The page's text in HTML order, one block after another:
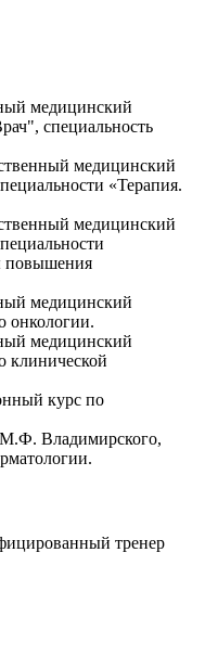
медицинский
специальность
медицинский
«Терапия.
медицинский
повышения
медицинский
онкологии.
медицинский
клинической
курс по
Владимирского,
тренер